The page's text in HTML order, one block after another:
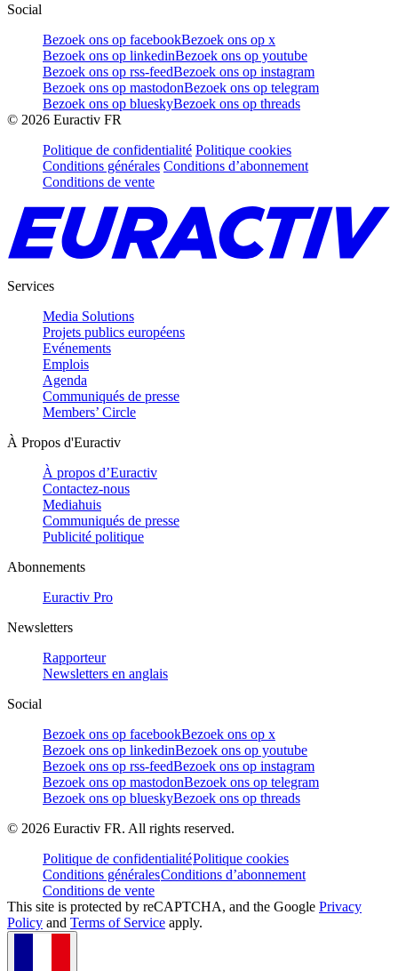
Social
Bezoek ons op facebookBezoek ons op x
Bezoek ons op linkedinBezoek ons op youtube
Bezoek ons op rss-feedBezoek ons op instagram
Bezoek ons op mastodonBezoek ons op telegram
Bezoek ons op blueskyBezoek ons op threads
© 2026 Euractiv FR
Politique de confidentialité Politique cookies
Conditions générales Conditions d’abonnement
Conditions de vente
Services
Media Solutions
Projets publics européens
Evénements
Emplois
Agenda
Communiqués de presse
Members’ Circle
À Propos d'Euractiv
À propos d’Euractiv
Contactez-nous
Mediahuis
Communiqués de presse
Publicité politique
Abonnements
Euractiv Pro
Newsletters
Rapporteur
Newsletters en anglais
Social
Bezoek ons op facebookBezoek ons op x
Bezoek ons op linkedinBezoek ons op youtube
Bezoek ons op rss-feedBezoek ons op instagram
Bezoek ons op mastodonBezoek ons op telegram
Bezoek ons op blueskyBezoek ons op threads
© 2026 Euractiv FR. All rights reserved.
Politique de confidentialitéPolitique cookies
Conditions généralesConditions d’abonnement
Conditions de vente
This site is protected by reCAPTCHA, and the Google Privacy
Policy and Terms of Service apply.